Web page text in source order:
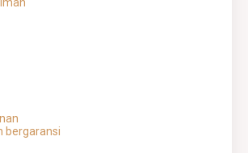
bergaransi